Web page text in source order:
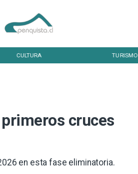
CULTURA TURISMO
cruces
en esta fase eliminatoria.